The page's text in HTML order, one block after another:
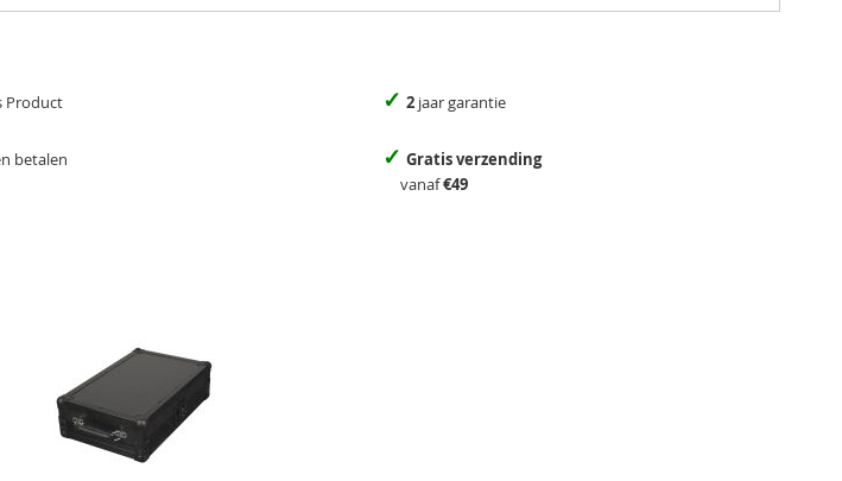
Product ✓ 2 jaar garantie
betalen
✓ Gratis verzending
vanaf€49